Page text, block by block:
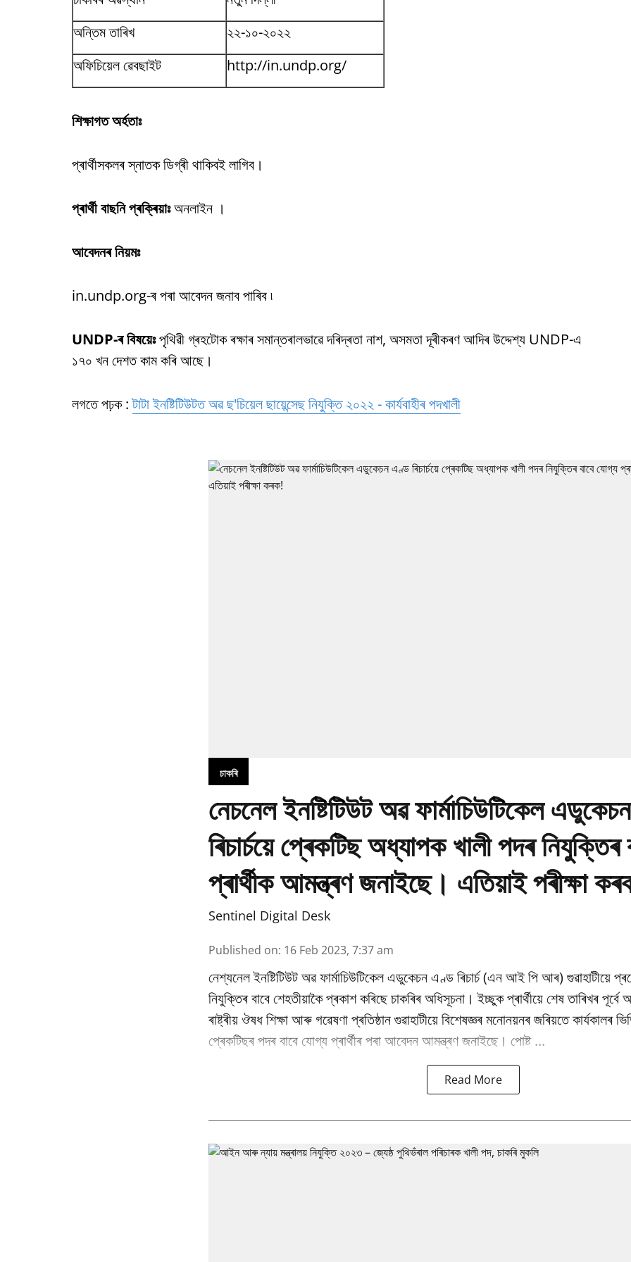
অন্তিম তাৰিখ
২২-১০-২০২২
অফিচিয়েল ৱেবছাইট
http://in.undp.org/
শিক্ষাগত অৰ্হতাঃ
প্ৰাৰ্থীসকলৰ স্নাতক ডিগ্ৰী থাকিবই লাগিব।
প্ৰাৰ্থী বাছনি প্ৰক্ৰিয়াঃঅনলাইন ।
আবেদনৰ নিয়মঃ
in.undp.org-ৰ পৰা আবেদন জনাব পাৰিব ৷
UNDP-ৰ বিষয়েঃপৃথিৱী গ্ৰহটোক ৰক্ষাৰ সমান্তৰালভাৱে দৰিদ্ৰতা নাশ, অসমতা দূৰীকৰণ আদিৰ উদ্দেশ্য UNDP-এ
১৭০ খন দেশত কাম কৰি আছে।
লগতে পঢ়ক :টাটা ইনষ্টিটিউটত অৱ ছ'চিয়েল ছায়েন্সেছ নিযুক্তি ২০২২ - কাৰ্যবাহীৰ পদখালী
চাকৰি
নেচনেল ইনষ্টিটিউট অৱ ফাৰ্মাচিউটিকেল
ৰিচাৰ্চয়ে প্ৰেকটিছ অধ্যাপক খালী পদৰ
প্ৰাৰ্থীক আমন্ত্ৰণ জনাইছে। এতিয়াই পৰীক্ষা
Sentinel Digital Desk
Published on: 16 Feb 2023, 7:37 am
নেশ্যনেল ইনষ্টিটিউট অৱ ফাৰ্মাচিউটিকেল এডুকেচন এণ্ড ৰিচাৰ্চ (এন আই পি আৰ) গুৱাহাটীয়ে
নিযুক্তিৰ বাবে শেহতীয়াকৈ প্ৰকাশ কৰিছে চাকৰিৰ অধিসূচনা। ইচ্ছুক প্ৰাৰ্থীয়ে শেষ তাৰিখৰ
ৰাষ্ট্ৰীয় ঔষধ শিক্ষা আৰু গৱেষণা প্ৰতিষ্ঠান গুৱাহাটীয়ে বিশেষজ্ঞৰ মনোনয়নৰ জৰিয়তে কাৰ্যকালৰ
প্ৰেকটিছৰ পদৰ বাবে যোগ্য প্ৰাৰ্থীৰ পৰা আবেদন আমন্ত্ৰণ জনাইছে। পোষ্ট ...
Read More